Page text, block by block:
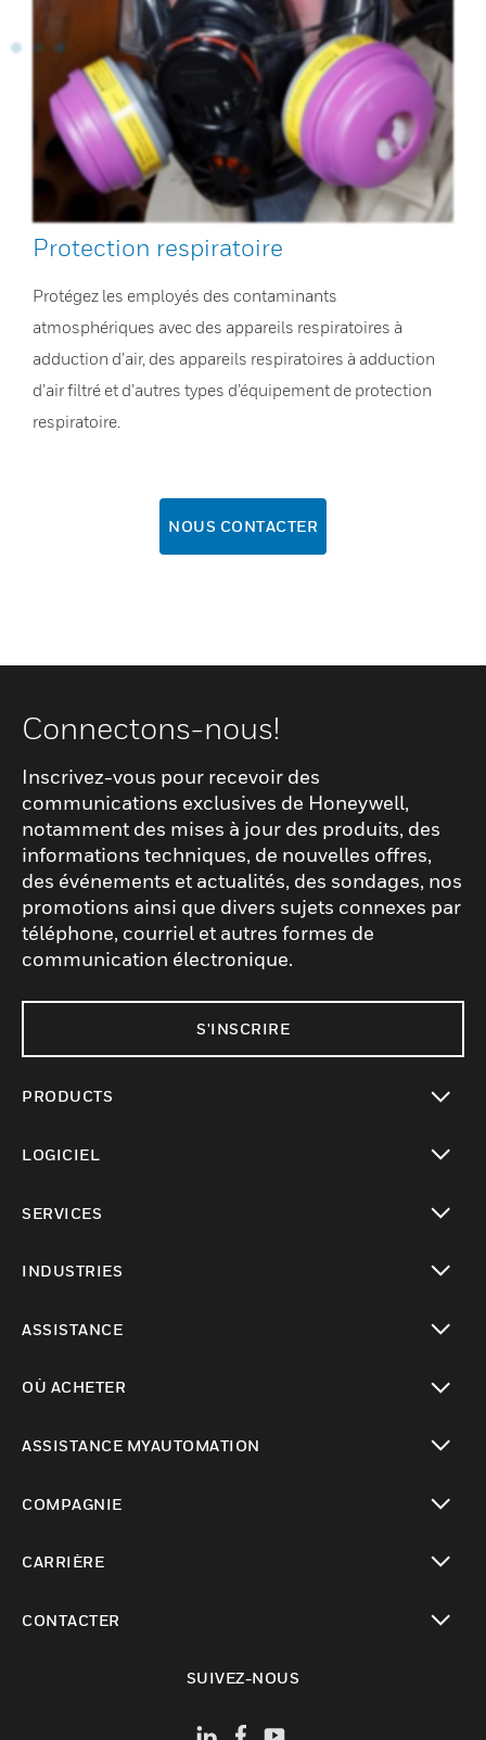
Protection respiratoire
Protégez les employés des contaminants
atmosphériques avec des appareils respiratoires à
adduction d’air, des appareils respiratoires à adduction
d’air filtré et d’autres types d’équipement de protection
respiratoire.
NOUS CONTACTER
Connectons-nous!
Inscrivez-vous pour recevoir des
communications exclusives de Honeywell,
notamment des mises à jour des produits, des
informations techniques, de nouvelles offres,
des événements et actualités, des sondages, nos
promotions ainsi que divers sujets connexes par
téléphone, courriel et autres formes de
communication électronique.
S'INSCRIRE
PRODUCTS
LOGICIEL
SERVICES
INDUSTRIES
ASSISTANCE
OÙ ACHETER
ASSISTANCE MYAUTOMATION
COMPAGNIE
CARRIÈRE
CONTACTER
SUIVEZ-NOUS